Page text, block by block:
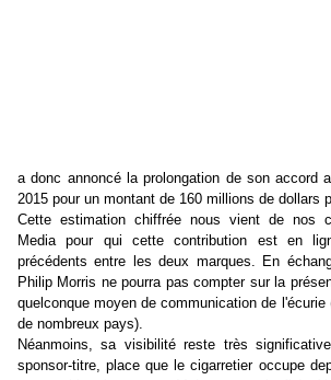
a donc annoncé la prolongation de son accord
2015 pour un montant de 160 millions de dollars
Cette estimation chiffrée nous vient de nos
Media pour qui cette contribution est en
précédents entre les deux marques. En
Philip Morris ne pourra pas compter sur la
quelconque moyen de communication de
de nombreux pays).
Néanmoins, sa visibilité reste très
sponsor-titre, place que le cigarretier occupe